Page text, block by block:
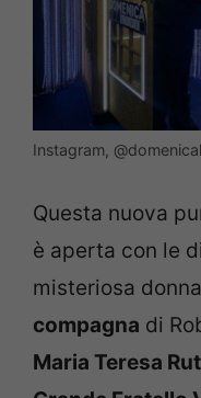
Instagram,
Questa nuova
è aperta con le
misteriosa
compagna di
Maria Teresa